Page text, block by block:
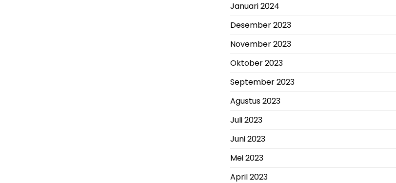
Januari 2024
Desember 2023
November 2023
Oktober 2023
September 2023
Agustus 2023
Juli 2023
Juni 2023
Mei 2023
April 2023